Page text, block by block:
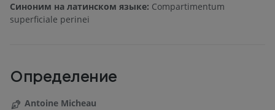
Синоним на латинском языке: Compartimentum
superficiale perinei
Определение
Antoine Micheau